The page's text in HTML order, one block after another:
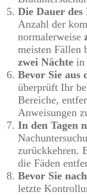
Die Dauer
Anzahl der
normalerweise
meisten Fällen
zwei Nächte in
Bevor Sie aus
überprüft Ihr
Bereiche,
Anweisungen
In den Tagen
zurückkehren.
die Fäden
Bevor Sie
letzte